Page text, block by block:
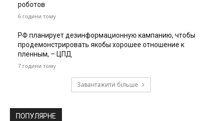
роботов
6 години тому
РФ планирует дезинформационную кампанию, чтобы
продемонстрировать якобы хорошее отношение к
пленным, – ЦПД
7 години тому
Завантажити більше
ПОПУЛЯРНЕ